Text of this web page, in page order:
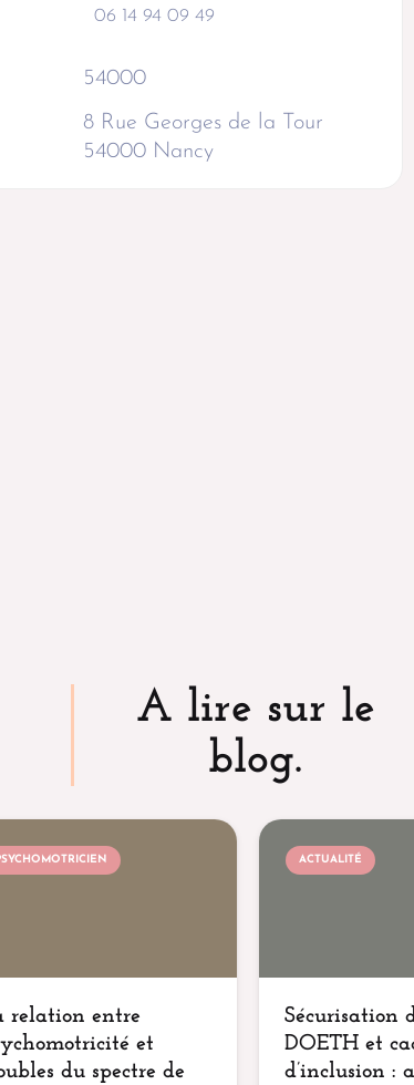
06 14 94 09 49
54000
8 Rue Georges de la Tour
54000 Nancy
A lire sur le
blog.
relation entre
et
du spectre de
ACTUALITÉ
Sécurisation
DOETH et
d’inclusion :